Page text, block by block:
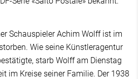
Schauspieler Achim Wolff ist im
Wie seine Künstleragentur
starb Wolff am Dienstag
im Kreise seiner Familie. Der 1938